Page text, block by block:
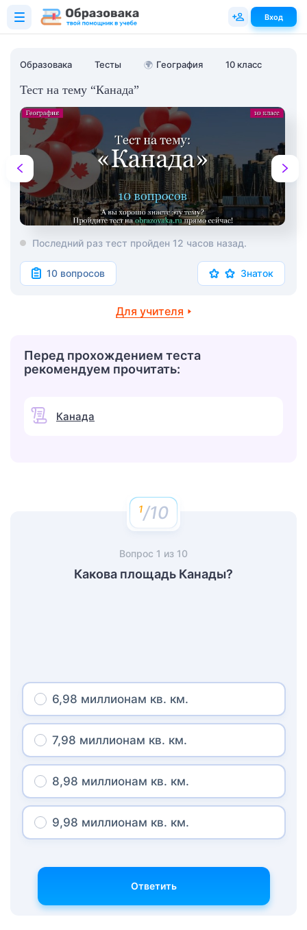
Образовака Тесты 🌍 География 10 класс
Тест на тему “Канада”
Последний раз тест пройден 12 часов назад.
10 вопросов Знаток
Для учителя
Перед прохождением теста
рекомендуем прочитать:
Канада
/10
Вопрос 1 из 10
Какова площадь Канады?
6,98 миллионам кв. км.
7,98 миллионам кв. км.
8,98 миллионам кв. км.
9,98 миллионам кв. км.
Ответить
Вход